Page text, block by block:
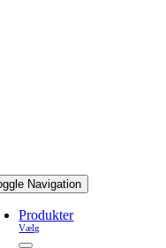
Navigation
Produkter
Vælg